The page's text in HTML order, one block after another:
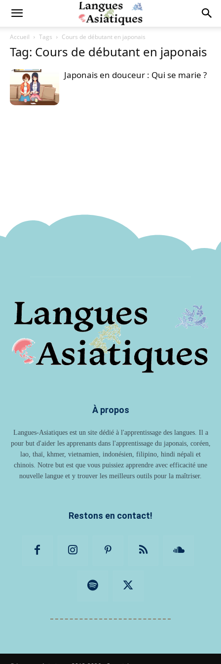
Accueil Tags Cours de débutant en japonais
Tag: Cours de débutant en japonais
Japonais en douceur : Qui se marie ?
À propos
Langues-Asiatiques est un site dédié à l'apprentissage des langues. Il a
pour but d'aider les apprenants dans l'apprentissage du japonais, coréen,
lao, thaï, khmer, vietnamien, indonésien, filipino, hindi népali et
chinois. Notre but est que vous puissiez apprendre avec efficacité une
nouvelle langue et y trouver les meilleurs outils pour la maîtriser.
Restons en contact!